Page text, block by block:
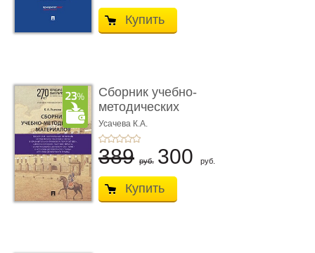
Купить
Сборник учебно-
методических
материалов по кур ...
Усачева К.А.
389 руб. 300 руб.
Купить